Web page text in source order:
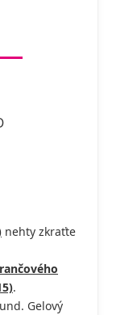
nehty zkraťte
.
Gelový